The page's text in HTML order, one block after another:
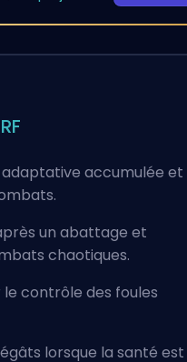
accumulée et
un abattage et
chaotiques.
contrôle des foules
lorsque la santé est